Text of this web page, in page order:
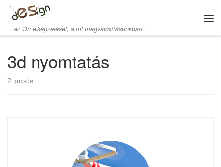
Skip to content
…az Ön elképzelései, a mi megvalósításunkban…
3d nyomtatás
2 posts